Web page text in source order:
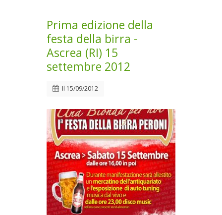
Prima edizione della
festa della birra -
Ascrea (RI) 15
settembre 2012
Il 15/09/2012